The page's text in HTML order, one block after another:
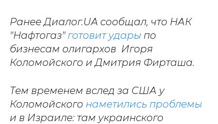
Ранее Диалог.UA сообщал, что НАК
"Нафтогаз" готовит удары по
бизнесам олигархов Игоря
Коломойского и Дмитрия Фирташа.
Тем временем вслед за США у
Коломойского наметились проблемы
и в Израиле: там украинского